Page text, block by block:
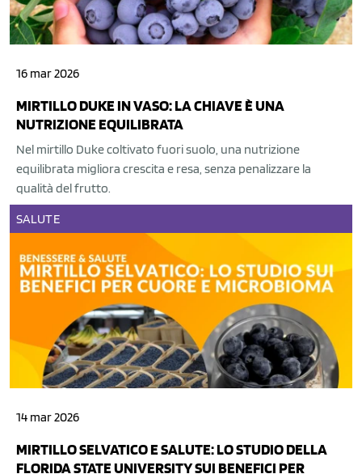
16 mar 2026
MIRTILLO DUKE IN VASO: LA CHIAVE È UNA
NUTRIZIONE EQUILIBRATA
Nel mirtillo Duke coltivato fuori suolo, una nutrizione
equilibrata migliora crescita e resa, senza penalizzare la
qualità del frutto.
SALUTE
14 mar 2026
MIRTILLO SELVATICO E SALUTE: LO STUDIO DELLA
FLORIDA STATE UNIVERSITY SUI BENEFICI PER